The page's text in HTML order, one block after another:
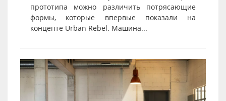
прототипа можно различить потрясающие
формы, которые впервые показали на
концепте Urban Rebel. Машина...